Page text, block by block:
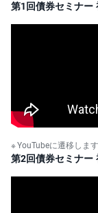
第1回債券セミナー
YouTubeに遷移します
第2回債券セミナー